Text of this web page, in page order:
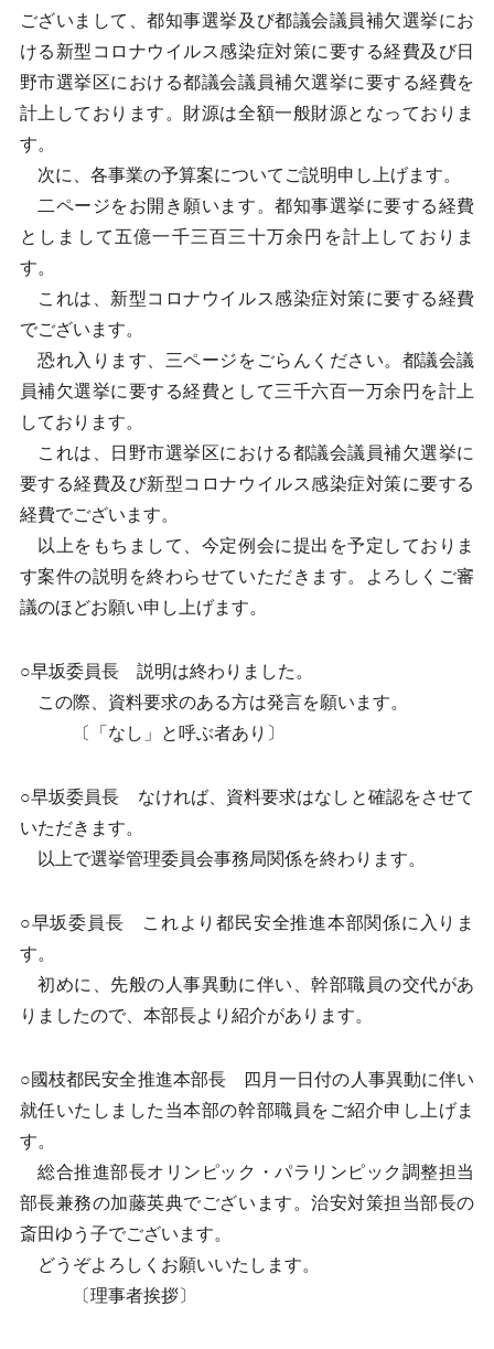
ございまして、都知事選挙及び都議会議員補欠選挙にお
ける新型コロナウイルス感染症対策に要する経費及び日
野市選挙区における都議会議員補欠選挙に要する経費を
計上しております。財源は全額一般財源となっておりま
す。
次に、各事業の予算案についてご説明申し上げます。
二ページをお開き願います。都知事選挙に要する経費
としまして五億一千三百三十万余円を計上しておりま
す。
これは、新型コロナウイルス感染症対策に要する経費
でございます。
恐れ入ります、三ページをごらんください。都議会議
員補欠選挙に要する経費として三千六百一万余円を計上
しております。
これは、日野市選挙区における都議会議員補欠選挙に
要する経費及び新型コロナウイルス感染症対策に要する
経費でございます。
以上をもちまして、今定例会に提出を予定しておりま
す案件の説明を終わらせていただきます。よろしくご審
議のほどお願い申し上げます。
○早坂委員長 説明は終わりました。
この際、資料要求のある方は発言を願います。
〔「なし」と呼ぶ者あり〕
○早坂委員長 なければ、資料要求はなしと確認をさせて
いただきます。
以上で選挙管理委員会事務局関係を終わります。
○早坂委員長 これより都民安全推進本部関係に入りま
す。
初めに、先般の人事異動に伴い、幹部職員の交代があ
りましたので、本部長より紹介があります。
○國枝都民安全推進本部長 四月一日付の人事異動に伴い
就任いたしました当本部の幹部職員をご紹介申し上げま
す。
総合推進部長オリンピック・パラリンピック調整担当
部長兼務の加藤英典でございます。治安対策担当部長の
斎田ゆう子でございます。
どうぞよろしくお願いいたします。
〔理事者挨拶〕